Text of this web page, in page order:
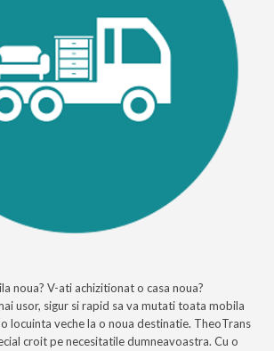
noua? V-ati achizitionat o casa noua?
usor, sigur si rapid sa va mutati toata mobila
locuinta veche la o noua destinatie. TheoTrans
croit pe necesitatile dumneavoastra. Cu o